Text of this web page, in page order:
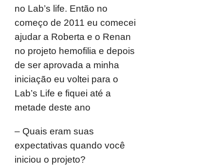
no Lab’s life. Então no
começo de 2011 eu comecei
ajudar a Roberta e o Renan
no projeto hemofilia e depois
de ser aprovada a minha
iniciação eu voltei para o
Lab’s Life e fiquei até a
metade deste ano
– Quais eram suas
expectativas quando você
iniciou o projeto?